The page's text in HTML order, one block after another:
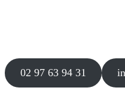
02 97 63 94 31